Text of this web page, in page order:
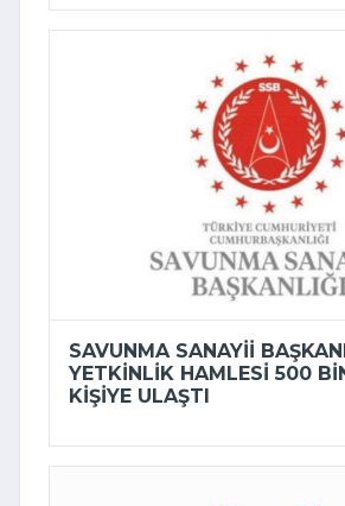
SAVUNMA SANAYII
YETKINLIK HAMLESI 500
KIŞIYE ULAŞTI